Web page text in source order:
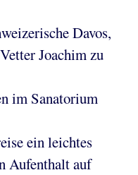
Davos,
Joachim zu
im Sanatorium
ein leichtes
Aufenthalt auf